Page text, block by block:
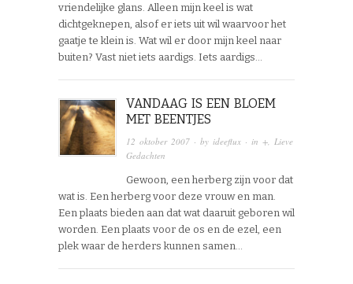
vriendelijke glans. Alleen mijn keel is wat
dichtgeknepen, alsof er iets uit wil waarvoor het
gaatje te klein is. Wat wil er door mijn keel naar
buiten? Vast niet iets aardigs. Iets aardigs…
VANDAAG IS EEN BLOEM
MET BEENTJES
12 oktober 2007 · byideeflux · in+,Lieve
Gedachten
Gewoon, een herberg zijn voor dat
wat is. Een herberg voor deze vrouw en man.
Een plaats bieden aan dat wat daaruit geboren wil
worden. Een plaats voor de os en de ezel, een
plek waar de herders kunnen samen…